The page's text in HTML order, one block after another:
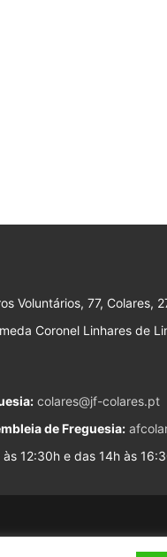
Voluntários, 77, Colares,
Coronel Linhares de
colares@jf-colares.pt
de Freguesia:
12:30h e das 14h às